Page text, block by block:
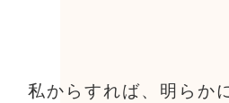
私からすれば、明らか